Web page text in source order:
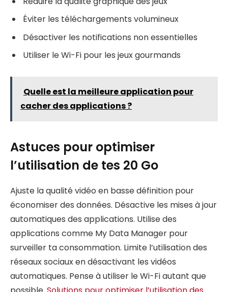
Éviter les téléchargements volumineux
Désactiver les notifications non essentielles
Utiliser le Wi-Fi pour les jeux gourmands
Quelle est la meilleure application pour
cacher des applications ?
Astuces pour optimiser
l’utilisation de tes 20 Go
Ajuste la qualité vidéo en basse définition pour
économiser des données. Désactive les mises à jour
automatiques des applications. Utilise des
applications comme My Data Manager pour
surveiller ta consommation. Limite l’utilisation des
réseaux sociaux en désactivant les vidéos
automatiques. Pense à utiliser le Wi-Fi autant que